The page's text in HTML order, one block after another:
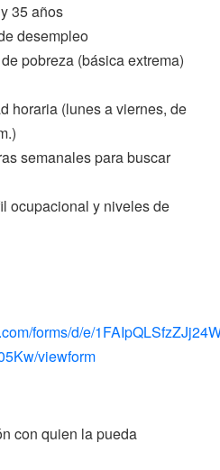
35 años
desempleo
pobreza (básica extrema)
horaria (lunes a viernes, de
semanales para buscar
ocupacional y niveles de
forms/d/e/
viewform
con quien la pueda